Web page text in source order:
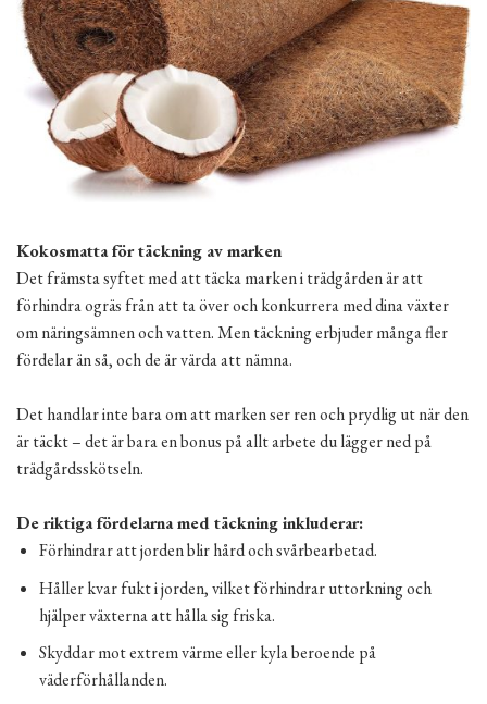
Kokosmatta för täckning av marken
Det främsta syftet med att täcka marken i trädgården är att
förhindra ogräs från att ta över och konkurrera med dina växter
om näringsämnen och vatten. Men täckning erbjuder många fler
fördelar än så, och de är värda att nämna.
Det handlar inte bara om att marken ser ren och prydlig ut när den
är täckt – det är bara en bonus på allt arbete du lägger ned på
trädgårdsskötseln.
De riktiga fördelarna med täckning inkluderar:
Förhindrar att jorden blir hård och svårbearbetad.
Håller kvar fukt i jorden, vilket förhindrar uttorkning och
hjälper växterna att hålla sig friska.
Skyddar mot extrem värme eller kyla beroende på
väderförhållanden.